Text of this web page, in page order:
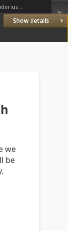
Show details
Erasmus Desiderius Rotterodamus (1467–1536)